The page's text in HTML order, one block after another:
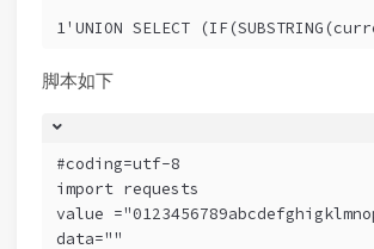
1'UNION SELECT
脚本如下
#coding=utf-8
import requests
value
data=""